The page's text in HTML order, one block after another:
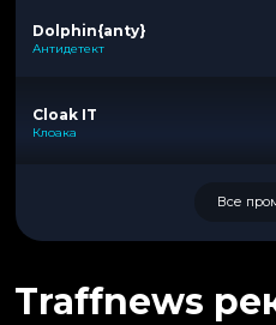
Dolphin{anty}
Антидетект
Cloak IT
Клоака
Все
Traffnews